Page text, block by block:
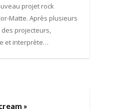
projet rock
Matte. Après plusieurs
projecteurs,
et interprète…
»